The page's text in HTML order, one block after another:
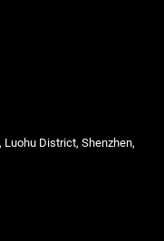
Luohu District, Shenzhen,